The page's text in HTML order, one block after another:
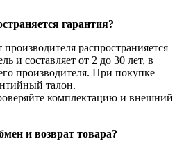
гарантия?
распространияется
и составляет от 2 до 30 лет, в
производителя. При покупке
талон.
комплектацию и внешний
и возврат товара?